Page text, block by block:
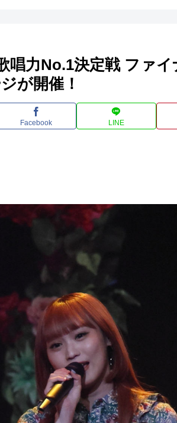
唱力No.1決定戦 ファ
が開催！
Facebook LINE